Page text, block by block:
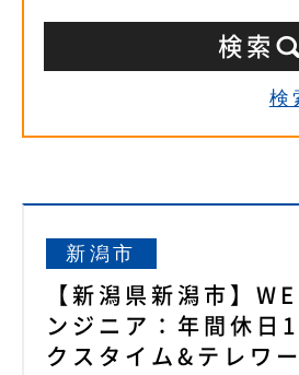
検
新潟市
【新潟県新潟市】
ンジニア：年間休日
クスタイム&テレワ